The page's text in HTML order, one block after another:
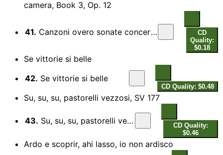
camera, Book 3, Op. 12
41. Canzoni overo sonate concertate per chiesa e camera, Book 3, Op. 12: Ballo detto Pollicio
CD
Quality:
$0.18
Se vittorie si belle
42. Se vittorie si belle
CD Quality: $0.48
Su, su, su, pastorelli vezzosi, SV 177
43. Su, su, su, pastorelli vezzosi
CD Quality:
$0.46
Ardo e scoprir, ahi lasso, io non ardisco